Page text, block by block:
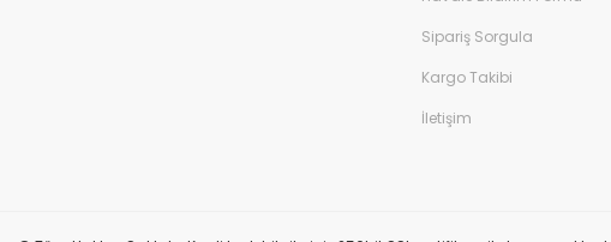
Sipariş Sorgula
Kargo Takibi
İletişim